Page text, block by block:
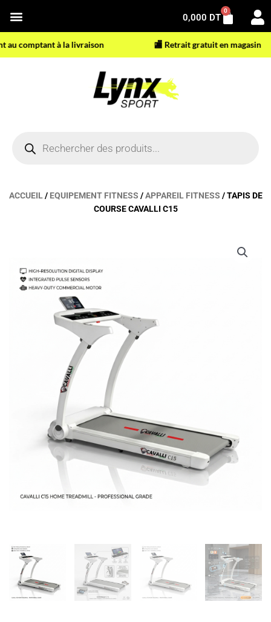
contenu
0,000 DT
0
Panier
à la livraison 🏬 Retrait gratuit en magasin
produits
ACCUEIL/ EQUIPEMENT FITNESS /APPAREIL FITNESS / TAPIS DE
COURSE CAVALLI C15